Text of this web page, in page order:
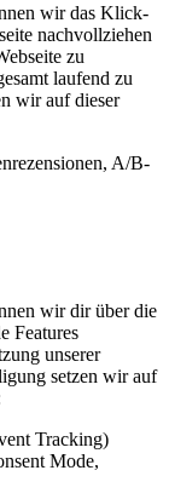
wir das Klick-
nachvollziehen
zu
laufend zu
wir auf dieser
A/B-
wir dir über die
Features
unserer
setzen wir auf
Tracking)
Mode,